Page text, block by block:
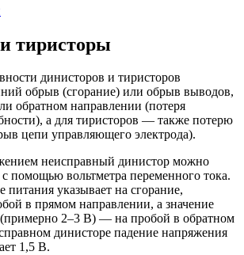
тиристоры
динисторов и тиристоров
обрыв (сгорание) или обрыв выводов,
обратном направлении (потеря
а для тиристоров — также потерю
цепи управляющего электрода).
неисправный динистор можно
помощью вольтметра переменного тока.
указывает на сгорание,
в прямом направлении, а значение
(примерно 2–3 В) — на пробой в обратном
динисторе падение напряжения
1,5 В.